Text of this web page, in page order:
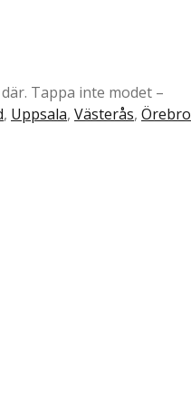
Tappa inte modet –
, Uppsala, Västerås, Örebro